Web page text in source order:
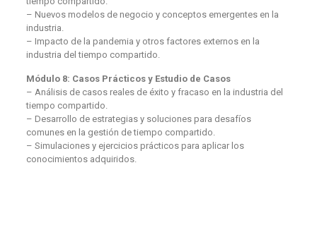
– Nuevos modelos de negocio y conceptos emergentes en la
industria.
– Impacto de la pandemia y otros factores externos en la
industria del tiempo compartido.
Módulo 8: Casos Prácticos y Estudio de Casos
– Análisis de casos reales de éxito y fracaso en la industria del
tiempo compartido.
– Desarrollo de estrategias y soluciones para desafíos
comunes en la gestión de tiempo compartido.
– Simulaciones y ejercicios prácticos para aplicar los
conocimientos adquiridos.